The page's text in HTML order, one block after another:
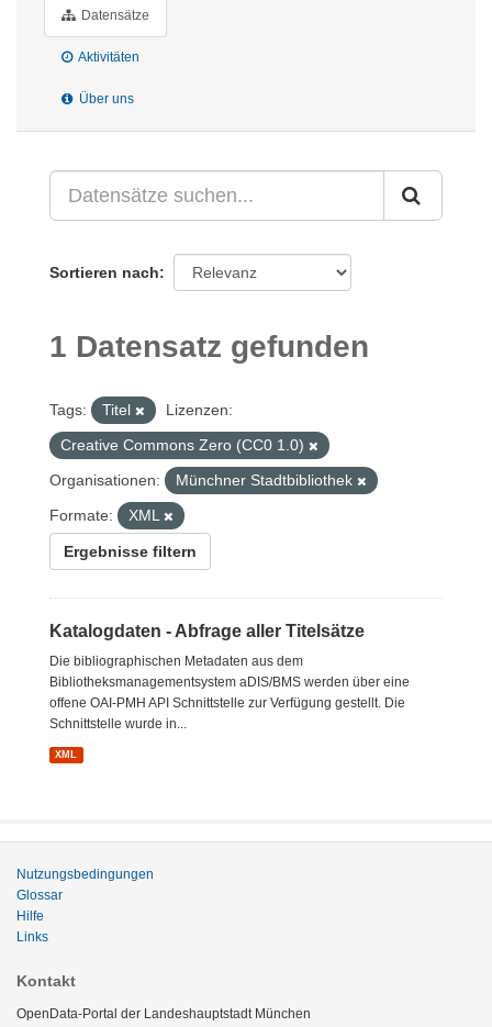
Datensätze
Aktivitäten
Über uns
Sortieren nach
1 Datensatz gefunden
Tags: Titel
Lizenzen:
Creative Commons Zero (CC0 1.0)
Organisationen:
Münchner Stadtbibliothek
Formate:
XML
Ergebnisse filtern
Katalogdaten - Abfrage aller Titelsätze
Die bibliographischen Metadaten aus dem
Bibliotheksmanagementsystem aDIS/BMS werden über eine
offene OAI-PMH API Schnittstelle zur Verfügung gestellt. Die
Schnittstelle wurde in...
XML
Nutzungsbedingungen
Glossar
Hilfe
Links
Kontakt
OpenData-Portal der Landeshauptstadt München